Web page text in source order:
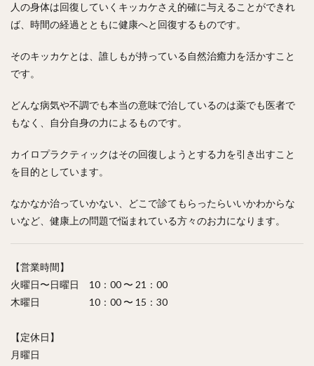
人の身体は回復していくキッカケさえ的確に与えることができれ
ば、時間の経過とともに健康へと回復するものです。
そのキッカケとは、誰しもが持っている自然治癒力を活かすこと
です。
どんな病気や不調でも本当の意味で治しているのは薬でも医者で
もなく、自分自身の力によるものです。
カイロプラクティックはその回復しようとする力を引き出すこと
を目的としています。
なかなか治っていかない、どこで診てもらったらいいかわからな
いなど、健康上の問題で悩まれている方々のお力になります。
【営業時間】
火曜日〜日曜日 10：00 〜 21：00
木曜日 10：00 〜 15：30
【定休日】
月曜日